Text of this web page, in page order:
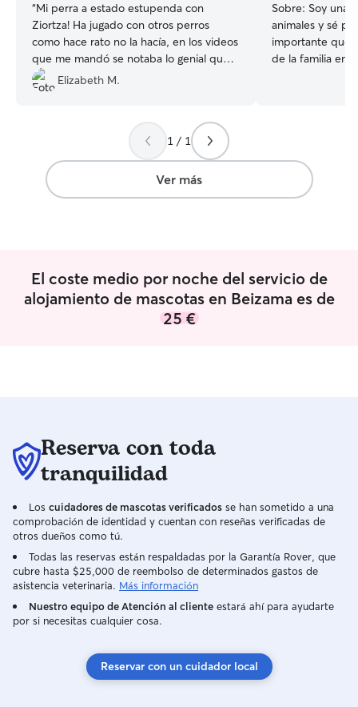
“Mi perra a estado estupenda con
Ziortza! Ha jugado con otros perros
como hace rato no la hacía, en los videos
que me mandó se notaba lo genial que
se lo estaba pasando. Muy
recomendable!
Elizabeth M.
Sobre: Soy una
animales y sé
importante que
de la familia en
que necesitan
enfoco en
horarios de
enviando fotos
total tranquilidad. Para mí, integrar
de cada perro.
conocer sus
especiales. Si el
mantengo su
estancia
calidad y
1 / 1
Ver más
El coste medio por noche del servicio de
alojamiento de mascotas en Beizama es de
25 €
Reserva con toda
tranquilidad
Los cuidadores de mascotas verificados se han sometido a una
comprobación de identidad y cuentan con reseñas verificadas de
otros dueños como tú.
Todas las reservas están respaldadas por la Garantía Rover, que
cubre hasta $25,000 de reembolso de determinados gastos de
asistencia veterinaria. Más información
Nuestro equipo de Atención al cliente estará ahí para ayudarte
por si necesitas cualquier cosa.
Reservar con un cuidador local